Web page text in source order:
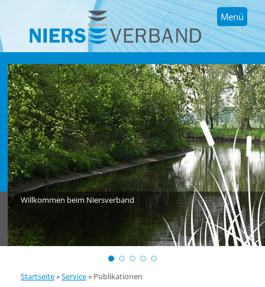
Menü
Willkommen beim Niersverband
Startseite»Service» Publikationen